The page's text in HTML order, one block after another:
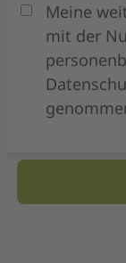
Meine
mit der